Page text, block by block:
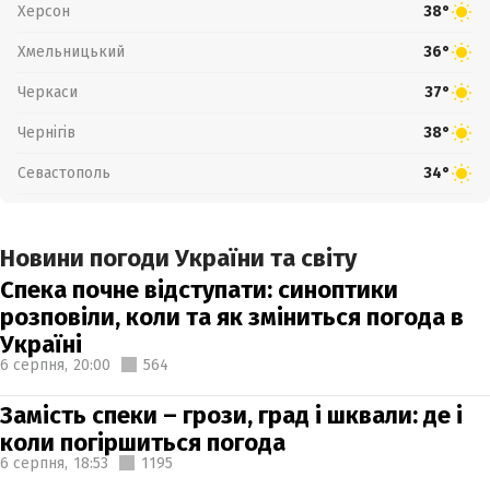
Херсон 38°
Хмельницький 36°
Черкаси 37°
Чернігів 38°
Севастополь 34°
Новини погоди України та світу
Спека почне відступати: синоптики
розповіли, коли та як зміниться погода в
Україні
6 серпня, 20:00 564
Замість спеки – грози, град і шквали: де і
коли погіршиться погода
6 серпня, 18:53 1195